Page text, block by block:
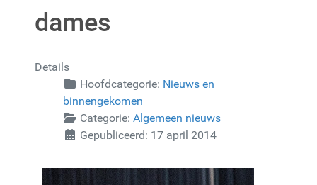
dames
Details
Hoofdcategorie: Nieuws en
binnengekomen
Categorie: Algemeen nieuws
Gepubliceerd: 17 april 2014